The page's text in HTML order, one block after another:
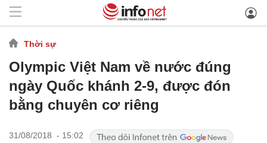
Thời sự
Olympic Việt Nam về nước đúng
ngày Quốc khánh 2-9, được đón
bằng chuyên cơ riêng
31/08/2018 - 15:02